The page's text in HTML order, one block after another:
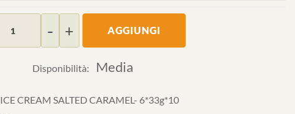
AGGIUNGI
Disponibilità: Media
CREAM SALTED CARAMEL- 6*33g*10